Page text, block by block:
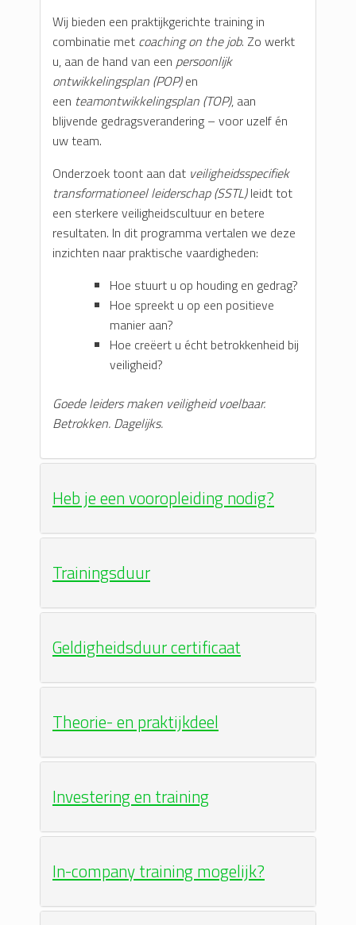
Wij bieden een praktijkgerichte training in
combinatie met coaching on the job. Zo werkt
u, aan de hand van een persoonlijk
ontwikkelingsplan (POP)en
een teamontwikkelingsplan (TOP), aan
blijvende gedragsverandering – voor uzelf én
uw team.
Onderzoek toont aan dat veiligheidsspecifiek
transformationeel leiderschap (SSTL)leidt tot
een sterkere veiligheidscultuur en betere
resultaten. In dit programma vertalen we deze
inzichten naar praktische vaardigheden:
Hoe stuurt u op houding en gedrag?
Hoe spreekt u op een positieve
manier aan?
Hoe creëert u écht betrokkenheid bij
veiligheid?
Goede leiders maken veiligheid voelbaar.
Betrokken. Dagelijks.
Heb je een vooropleiding nodig?
Trainingsduur
Geldigheidsduur certificaat
Theorie- en praktijkdeel
Investering en training
In-company training mogelijk?